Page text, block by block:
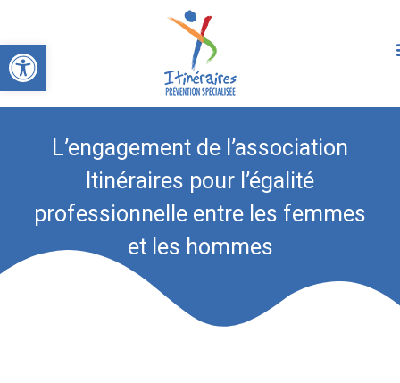
Ouvrir la barre d’outils
L’engagement de l’association
Itinéraires pour l’égalité
professionnelle entre les femmes
et les hommes